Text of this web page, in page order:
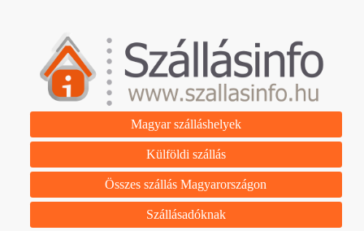
Magyar szálláshelyek
Külföldi szállás
Összes szállás Magyarországon
Szállásadóknak